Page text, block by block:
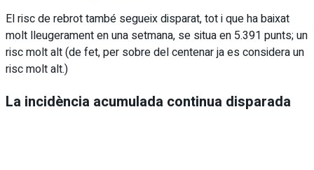
El risc de rebrot també segueix disparat, tot i que ha baixat
molt lleugerament en una setmana, se situa en 5.391 punts; un
risc molt alt (de fet, per sobre del centenar ja es considera un
risc molt alt.)
La incidència acumulada continua disparada